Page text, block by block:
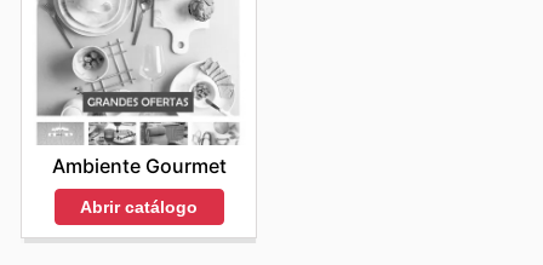
Ambiente Gourmet
Abrir catálogo